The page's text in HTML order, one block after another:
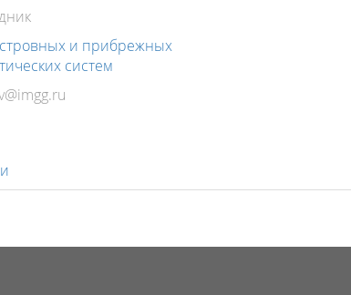
и прибрежных
систем